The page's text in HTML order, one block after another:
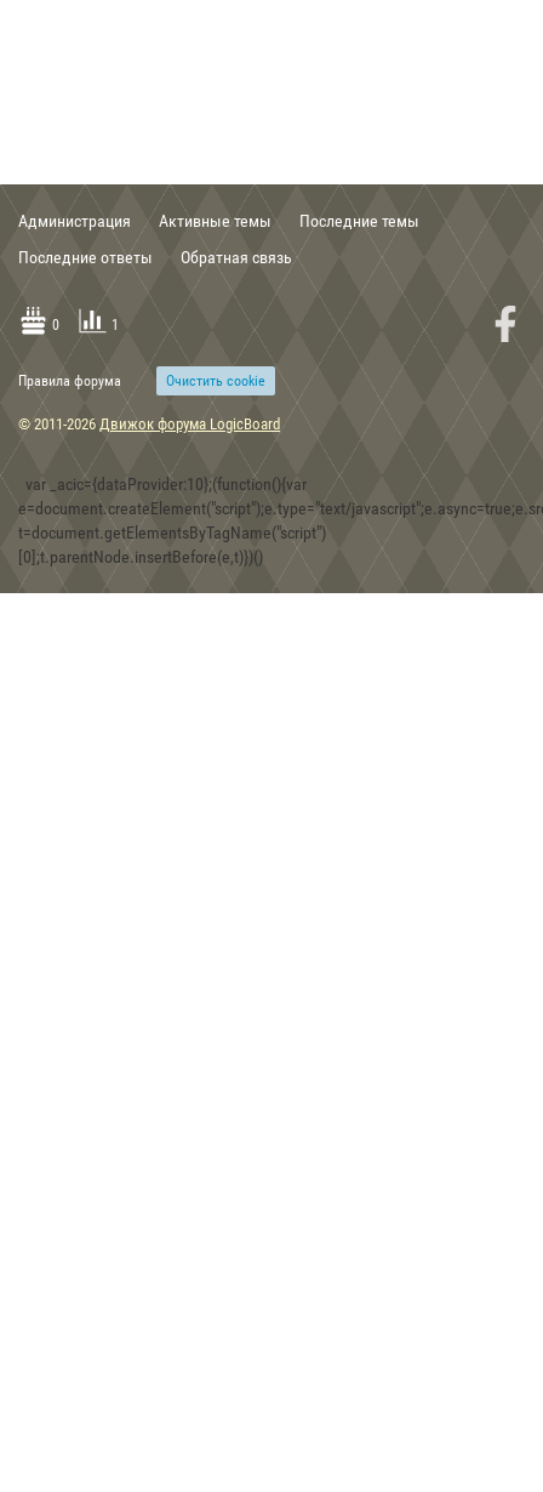
Группа Кирит Унгол Cirith Ungol band .mp3
оружия в г. Запорожье
Игра Forgotten Realms: Demon Stone
Администрация Активные темы
Последние темы
Последние ответы
Обратная связь
0 1
Правила форума Очиcтить cookie
© 2011-2026 Движок форума LogicBoard
var _acic={dataProvider:10};(function(){var
e=document.createElement("script");e.type="text/
t=document.getElementsByTagName("script")
[0];t.parentNode.insertBefore(e,t)})()